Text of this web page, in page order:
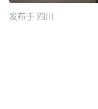
发布于 四川